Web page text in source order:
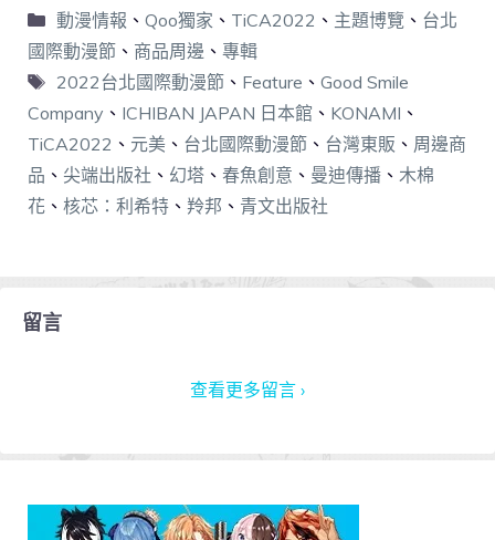
動漫情報 、 Qoo獨家 、 TiCA2022 、 主題博覽 、 台北
國際動漫節 、 商品周邊 、 專輯
2022台北國際動漫節、 Feature 、 Good Smile
Company 、 ICHIBAN JAPAN 日本館 、 KONAMI 、
TiCA2022 、 元美 、 台北國際動漫節 、 台灣東販 、 周邊商
品 、 尖端出版社 、 幻塔 、 春魚創意 、 曼迪傳播 、 木棉
花 、 核芯：利希特 、 羚邦 、 青文出版社
留言
查看更多留言 ›